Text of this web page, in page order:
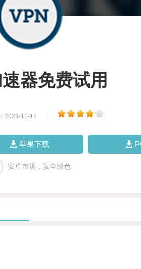
器免费试用
2023-11-17
苹果下载
安卓市场，安全绿色